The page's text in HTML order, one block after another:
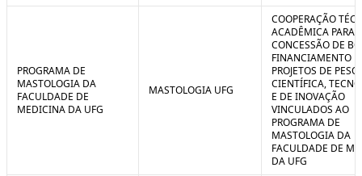
PROGRAMA DE
MASTOLOGIA DA
FACULDADE DE
MEDICINA DA UFG
MASTOLOGIA UFG
COOPERAÇÃO
ACADÊMICA PARA
CONCESSÃO DE
FINANCIAMENTO
PROJETOS DE
CIENTÍFICA,
E DE INOVAÇÃO
VINCULADOS AO
PROGRAMA DE
MASTOLOGIA DA
FACULDADE DE
DA UFG